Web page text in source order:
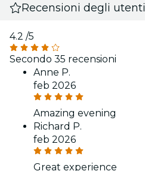
Recensioni degli utenti
4.2 /5
Secondo 35 recensioni
Anne P.
feb 2026
Amazing evening
Richard P.
feb 2026
Great experience